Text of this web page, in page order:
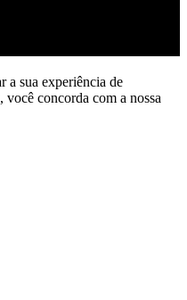
a sua experiência de
concorda com a nossa